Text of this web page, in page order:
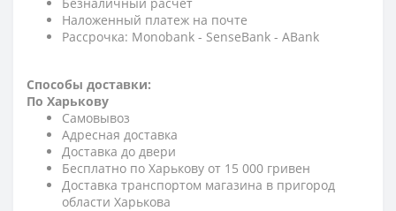
Наложенный платеж на почте
Рассрочка: Monobank - SenseBank - АBank
Способы доставки:
По Харькову
Самовывоз
Адресная доставка
Доставка до двери
Бесплатно по Харькову от 15 000 гривен
Доставка транспортом магазина в пригород
области Харькова